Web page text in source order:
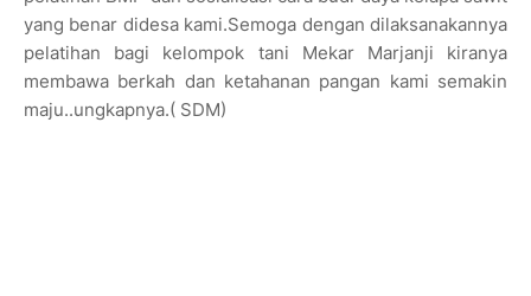
yang benar didesa kami.Semoga dengan dilaksanakannya
pelatihan bagi kelompok tani Mekar Marjanji kiranya
membawa berkah dan ketahanan pangan kami semakin
maju..ungkapnya.( SDM)